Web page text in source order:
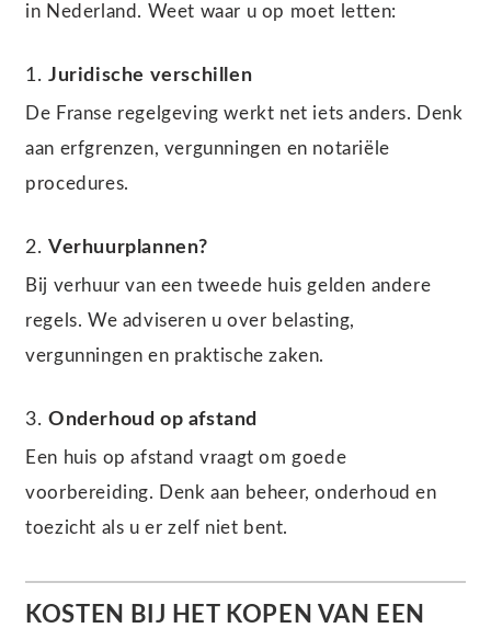
in Nederland. Weet waar u op moet letten:
1.Juridische verschillen
De Franse regelgeving werkt net iets anders. Denk
aan erfgrenzen, vergunningen en notariële
procedures.
2.Verhuurplannen?
Bij verhuur van een tweede huis gelden andere
regels. We adviseren u over belasting,
vergunningen en praktische zaken.
3.Onderhoud op afstand
Een huis op afstand vraagt om goede
voorbereiding. Denk aan beheer, onderhoud en
toezicht als u er zelf niet bent.
KOSTEN BIJ HET KOPEN VAN EEN